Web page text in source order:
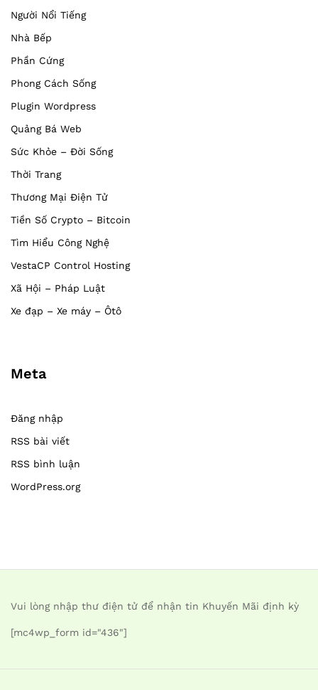
Người Nổi Tiếng
Nhà Bếp
Phần Cứng
Phong Cách Sống
Plugin Wordpress
Quảng Bá Web
Sức Khỏe – Đời Sống
Thời Trang
Thương Mại Điện Tử
Tiền Số Crypto – Bitcoin
Tìm Hiểu Công Nghệ
VestaCP Control Hosting
Xã Hội – Pháp Luật
Xe đạp – Xe máy – Ôtô
Meta
Đăng nhập
RSS bài viết
RSS bình luận
WordPress.org
Vui lòng nhập thư điện tử để nhận tin Khuyến Mãi định kỳ
[mc4wp_form id="436"]